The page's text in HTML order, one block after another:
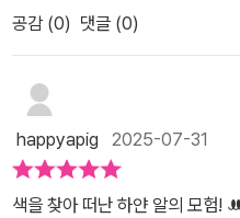
공감 (0) 댓글 (0)
happyapig 2025-07-31
색을 찾아 떠난 하얀 알의 모험